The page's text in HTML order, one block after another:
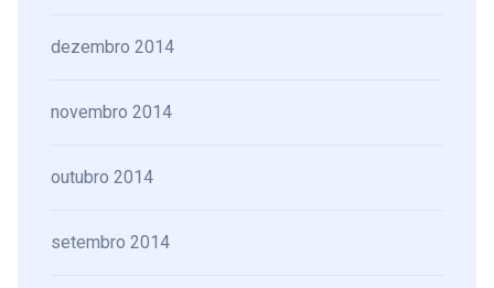
dezembro 2014
novembro 2014
outubro 2014
setembro 2014